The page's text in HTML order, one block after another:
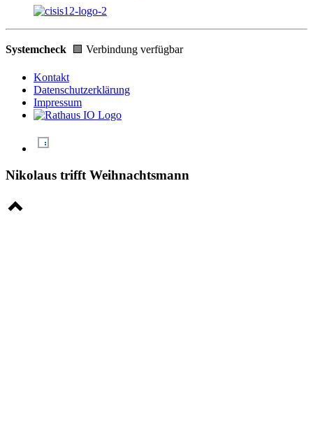
Systemcheck 🟩 Verbindung verfügbar
Kontakt
Datenschutzerklärung
Impressum
Nikolaus trifft Weihnachtsmann